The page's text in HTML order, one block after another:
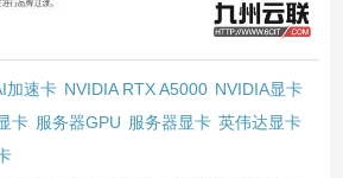
加速卡 NVIDIA RTX A5000 NVIDIA显卡
卡 服务器GPU 服务器显卡 英伟达显卡